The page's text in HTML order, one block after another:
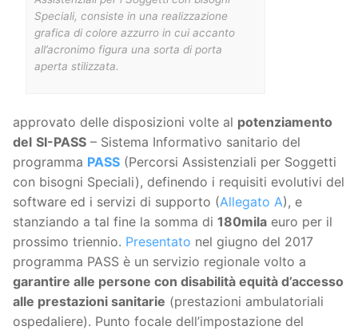
Speciali, consiste in una realizzazione
grafica di colore azzurro in cui accanto
all’acronimo figura una sorta di porta
aperta stilizzata.
approvato delle disposizioni volte al potenziamento
del SI-PASS – Sistema Informativo sanitario del
programma PASS (Percorsi Assistenziali per Soggetti
con bisogni Speciali), definendo i requisiti evolutivi del
software ed i servizi di supporto (Allegato A), e
stanziando a tal fine la somma di 180mila euro per il
prossimo triennio. Presentato nel giugno del 2017
programma PASS è un servizio regionale volto a
garantire alle persone con disabilità equità d’accesso
alle prestazioni sanitarie (prestazioni ambulatoriali
ospedaliere). Punto focale dell’impostazione del